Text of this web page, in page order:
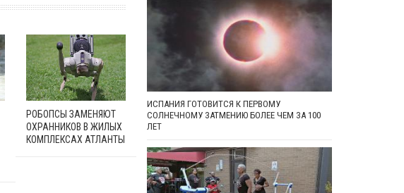
РОБОПСЫ ЗАМЕНЯЮТ
ОХРАННИКОВ В ЖИЛЫХ
КОМПЛЕКСАХ АТЛАНТЫ
ИСПАНИЯ ГОТОВИТСЯ К ПЕРВОМУ
СОЛНЕЧНОМУ ЗАТМЕНИЮ БОЛЕЕ ЧЕМ ЗА 100
ЛЕТ